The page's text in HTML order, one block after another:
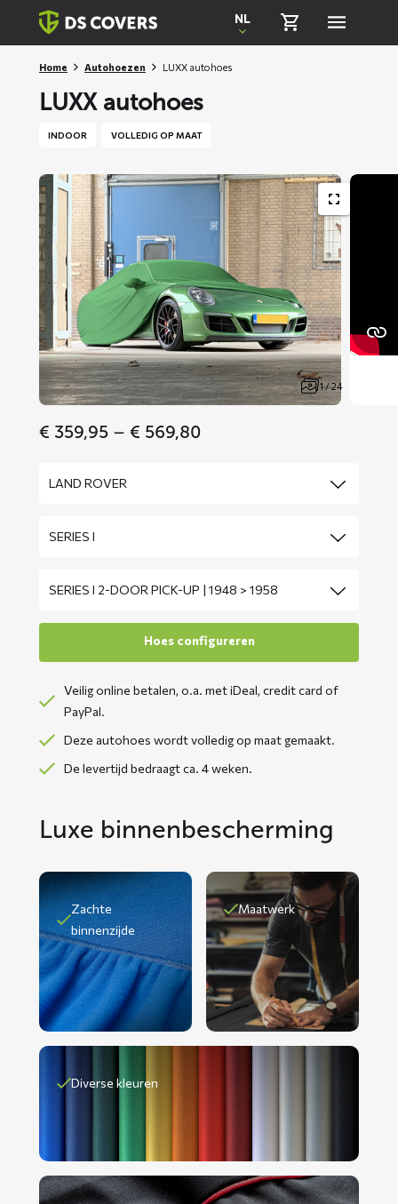
Skiplinks
NL
Home Autohoezen LUXX autohoes
LUXX autohoes
INDOOR VOLLEDIG OP MAAT
1 / 24
€ 359,95 – € 569,80
Veilig online betalen, o.a. met iDeal, credit card of
PayPal.
Deze autohoes wordt volledig op maat gemaakt.
De levertijd bedraagt ca. 4 weken.
Luxe binnenbescherming
Zachte
binnenzijde
Maatwerk
Diverse kleuren